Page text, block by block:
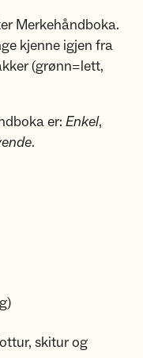
Merkehåndboka.
kjenne igjen fra
(grønn=lett,
er: Enkel,
.
skitur og